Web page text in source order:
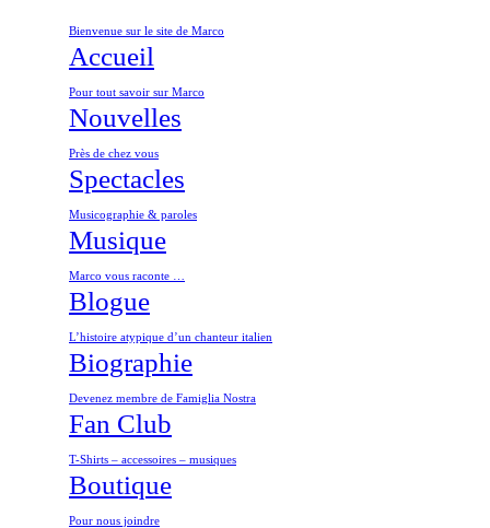
Bienvenue sur le site de Marco
Accueil
Pour tout savoir sur Marco
Nouvelles
Près de chez vous
Spectacles
Musicographie & paroles
Musique
Marco vous raconte …
Blogue
L’histoire atypique d’un chanteur italien
Biographie
Devenez membre de Famiglia Nostra
Fan Club
T-Shirts – accessoires – musiques
Boutique
Pour nous joindre